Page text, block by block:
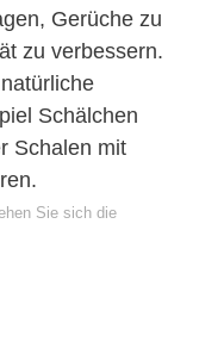
Gerüche zu
zu verbessern.
Schälchen
Schalen mit
Sie sich die